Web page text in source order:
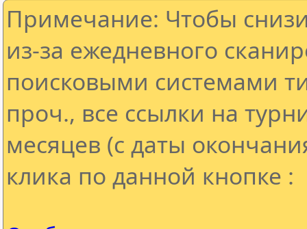
Примечание: Чтобы
из-за ежедневного
поисковыми системами
проч., все ссылки на
месяцев (с даты
клика по данной кнопке :